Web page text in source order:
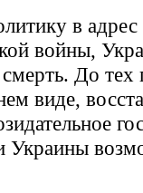
в
войны,
смерть. До тех
виде,
Украины